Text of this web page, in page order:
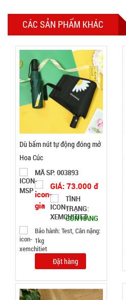
CÁC SẢN PHẨM KHÁC
Dù bấm nút tự động đóng mở
Hoa Cúc
MÃ SP: 003893
GIÁ: 73.000 đ
TÌNH
TRẠNG:
CÒN HÀNG
Bảo hành: Test, Cân nặng:
1kg
Đặt hàng